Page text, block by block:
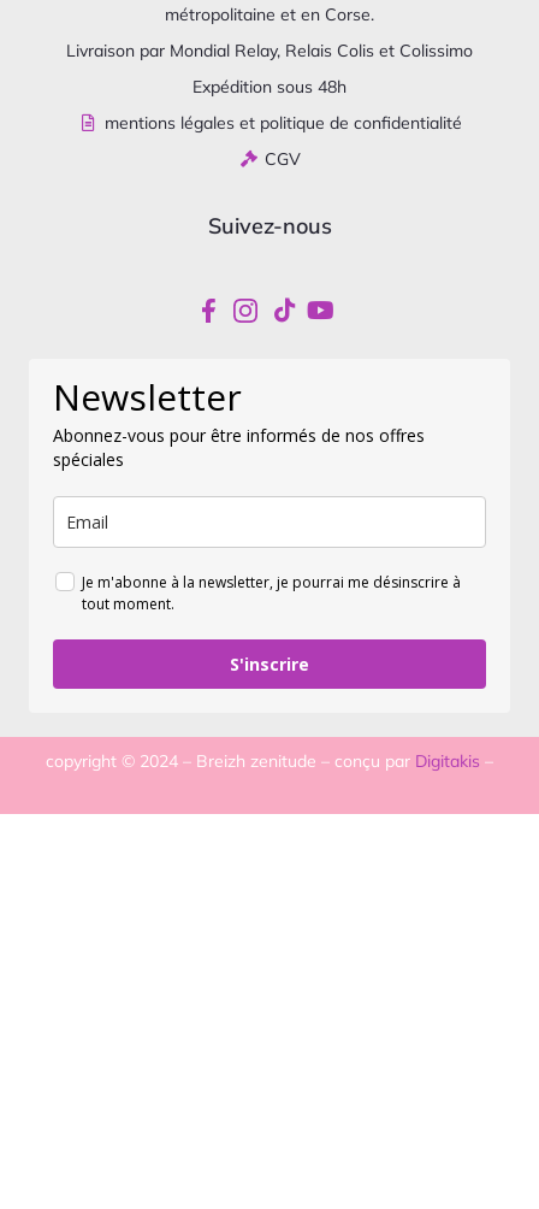
métropolitaine et en Corse.
Livraison par Mondial Relay, Relais Colis et Colissimo
Expédition sous 48h
mentions légales et politique de confidentialité
CGV
Suivez-nous
Newsletter
Abonnez-vous pour être informés de nos offres
spéciales
Je m'abonne à la newsletter, je pourrai me désinscrire à
tout moment.
S'inscrire
copyright © 2024 – Breizh zenitude – conçu par Digitakis –